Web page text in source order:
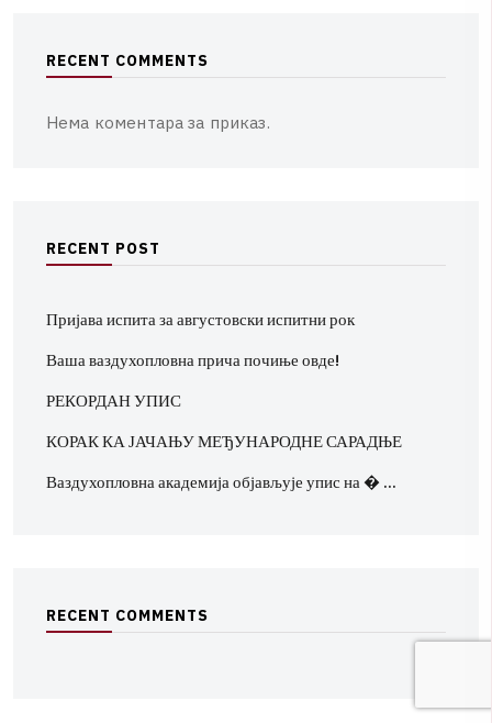
RECENT COMMENTS
Нема коментара за приказ.
RECENT POST
Пријава испита за августовски испитни рок
Ваша ваздухопловна прича почиње овде!
РЕКОРДАН УПИС
КОРАК КА ЈАЧАЊУ МЕЂУНАРОДНЕ САРАДЊЕ
Ваздухопловна академија објављује упис на � …
RECENT COMMENTS